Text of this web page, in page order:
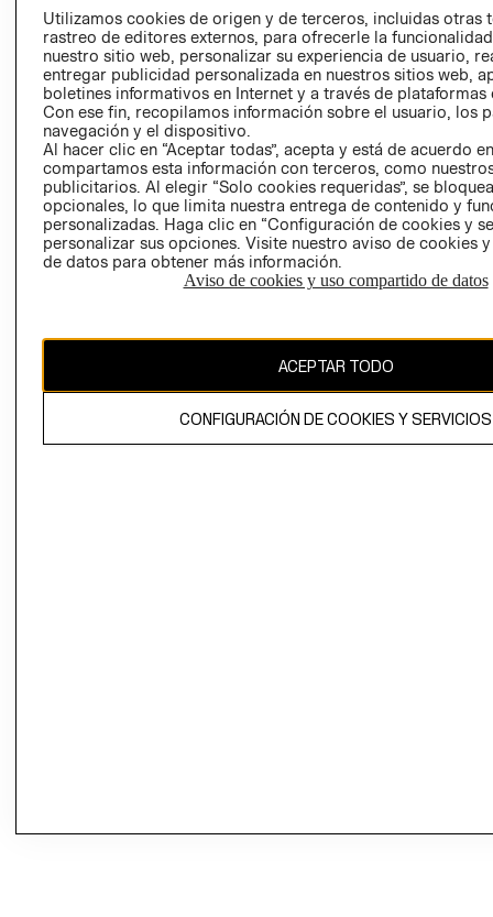
PETICIONES
QUEJAS Y
RECLAMOS
Colombia ($)
CAMBIAR REGIÓN
El contenido de esta página web está protegido por copyright y es
propiedad de H&M Hennes & Mauritz AB.
Utilizamos cookies de origen y de terceros, incluidas otras
rastreo de editores externos, para ofrecerle la
nuestro sitio web, personalizar su experiencia de usuario,
entregar publicidad personalizada en nuestros sitios web,
boletines informativos en Internet y a través de plataformas
Con ese fin, recopilamos información sobre el usuario, los
navegación y el dispositivo.
Al hacer clic en “Aceptar todas”, acepta y está de acuerdo
compartamos esta información con terceros, como
publicitarios. Al elegir “Solo cookies requeridas”, se
opcionales, lo que limita nuestra entrega de contenido y
personalizadas. Haga clic en “Configuración de cookies y
personalizar sus opciones. Visite nuestro aviso de cookies
de datos para obtener más información.
Aviso de cookies y uso compartido de datos
ACEPTAR TODO
CONFIGURACIÓN DE COOKIES Y SERVICIOS